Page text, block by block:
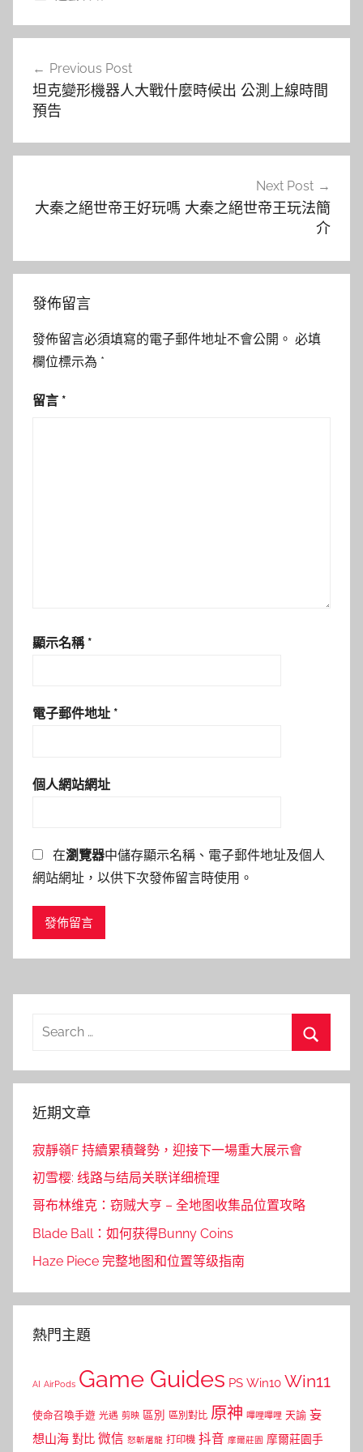
導
覽
Previous Post
坦克變形機器人大戰什麼時候出 公測上線時間
預告
Next Post
大秦之絕世帝王好玩嗎 大秦之絕世帝王玩法簡
介
發佈留言
發佈留言必須填寫的電子郵件地址不會公開。 必填
欄位標示為 *
留言 *
顯示名稱 *
電子郵件地址 *
個人網站網址
在瀏覽器中儲存顯示名稱、電子郵件地址及個人
網站網址，以供下次發佈留言時使用。
Search
近期文章
寂靜嶺F 持續累積聲勢，迎接下一場重大展示會
初雪樱: 线路与结局关联详细梳理
哥布林维克：窃贼大亨 – 全地图收集品位置攻略
Blade Ball：如何获得Bunny Coins
Haze Piece 完整地图和位置等级指南
熱門主題
AI AirPods Game Guides PS Win10 Win11
使命召喚手遊 光遇 剪映 區別 區別對比 原神 嗶哩嗶哩 天諭 妄
想山海 對比 微信 怒斬屠龍 打印機 抖音 摩爾莊園 摩爾莊園手